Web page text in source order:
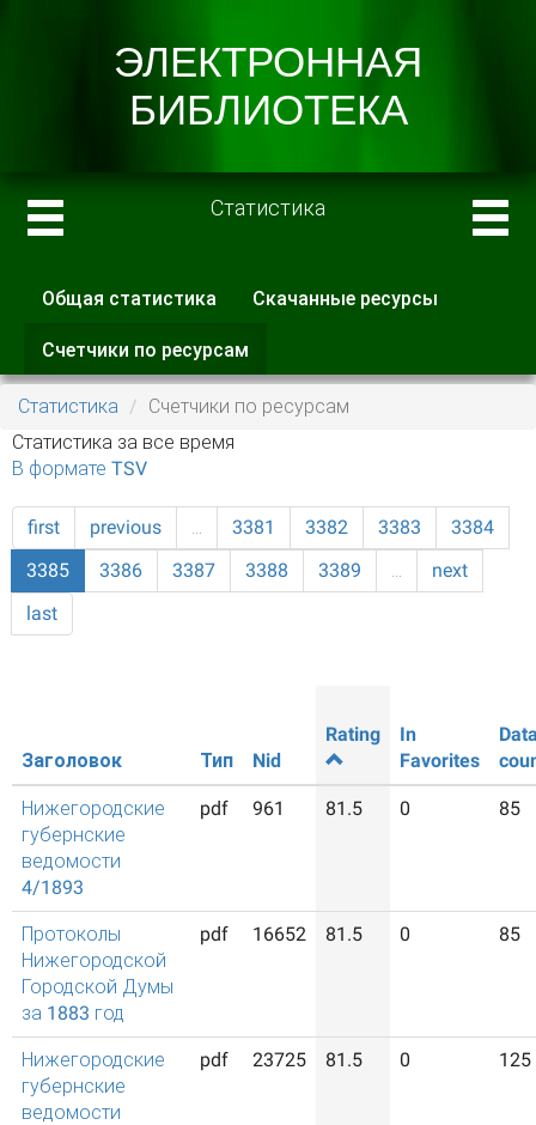
Статистика
Главные вкладки
Общая статистика Скачанные ресурсы
Счетчики по ресурсам
вкладка)
Статистика
Счетчики по ресурсам
Статистика за все время
В формате TSV
first previous … 3381 3382 3383
3384
3385
3386 3387 3388 3389 …
next
last
Заголовок Тип Nid
Rating
In
Favorites
Нижегородские
губернские
ведомости
4/1893
pdf 961 81.5 0 85
Протоколы
Нижегородской
Городской Думы
за 1883 год
pdf 16652 81.5 0 85
Нижегородские
губернские
ведомости
pdf 23725 81.5 0 125